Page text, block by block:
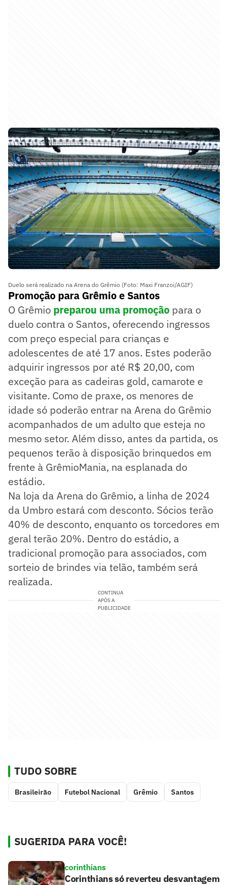
Duelo será realizado na Arena do Grêmio (Foto: Maxi Franzoi/AGIF)
Promoção para Grêmio e Santos
O Grêmio preparou uma promoção para o
duelo contra o Santos, oferecendo ingressos
com preço especial para crianças e
adolescentes de até 17 anos. Estes poderão
adquirir ingressos por até R$ 20,00, com
exceção para as cadeiras gold, camarote e
visitante. Como de praxe, os menores de
idade só poderão entrar na Arena do Grêmio
acompanhados de um adulto que esteja no
mesmo setor. Além disso, antes da partida, os
pequenos terão à disposição brinquedos em
frente à GrêmioMania, na esplanada do
estádio.
Na loja da Arena do Grêmio, a linha de 2024
da Umbro estará com desconto. Sócios terão
40% de desconto, enquanto os torcedores em
geral terão 20%. Dentro do estádio, a
tradicional promoção para associados, com
sorteio de brindes via telão, também será
realizada.
CONTINUA
APÓS A
PUBLICIDADE
TUDO SOBRE
Brasileirão Futebol Nacional Grêmio Santos
SUGERIDA PARA VOCÊ!
corinthians
Corinthians só reverteu desvantagem